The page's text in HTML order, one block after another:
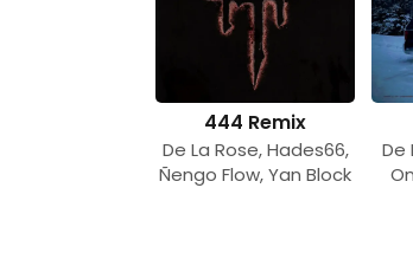
444 Remix
De La Rose,Hades66,
Ñengo Flow,Yan Block
De